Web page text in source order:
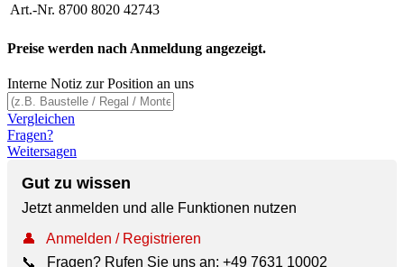
Art.-Nr. 8700 8020 42743
Preise werden nach Anmeldung angezeigt.
Interne Notiz zur Position an uns
Vergleichen
Fragen?
Weitersagen
Gut zu wissen
Jetzt anmelden und alle Funktionen nutzen
👤
Anmelden / Registrieren
📞
Fragen? Rufen Sie uns an: +49 7631 10002